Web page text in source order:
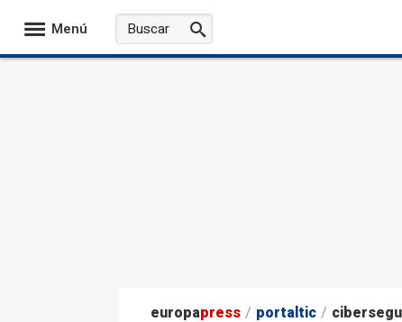
Menú
europapress / portaltic /